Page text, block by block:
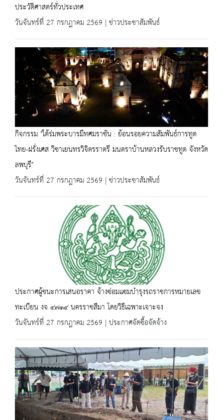
ประวัติศาสตร์ทั่วประเทศ
วันจันทร์ที่ 27 กรกฎาคม 2569 | ข่าวประชาสัมพันธ์
กิจกรรม "ใต้ร่มพระบารมีทศมราชัน : ย้อนรอยความสัมพันธ์การทูต
ไทย-ฝรั่งเศส วิชาเยนทรวิจิตรราตรี มนตราบ้านหลวงรับราชทูต จังหวัด
ลพบุรี"
วันจันทร์ที่ 27 กรกฎาคม 2569 | ข่าวประชาสัมพันธ์
ประกาศผู้ชนะการเสนอราคา จ้างซ่อมแซมบำรุงรถราชการหมายเลข
ทะเบียน งจ ๔๗๑๔ นครราชสีมา โดยวิธีเฉพาะเจาะจง
วันจันทร์ที่ 27 กรกฎาคม 2569 | ประกาศจัดซื้อจัดจ้าง